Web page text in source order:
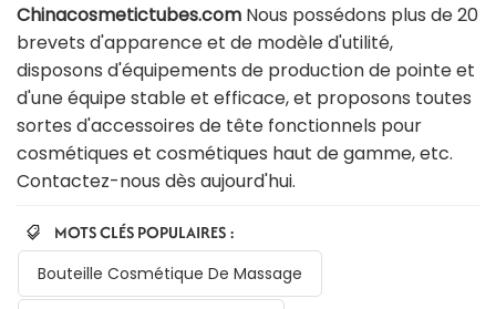
Chinacosmetictubes.com Nous possédons plus de 20
brevets d'apparence et de modèle d'utilité,
disposons d'équipements de production de pointe et
d'une équipe stable et efficace, et proposons toutes
sortes d'accessoires de tête fonctionnels pour
cosmétiques et cosmétiques haut de gamme, etc.
Contactez-nous dès aujourd'hui.
MOTS CLÉS POPULAIRES :
Bouteille Cosmétique De Massage